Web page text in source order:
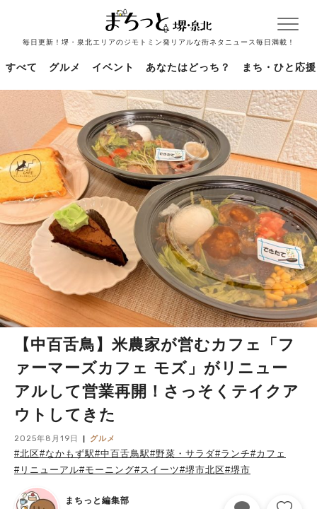
毎日更新！堺・泉北エリアのジモトミン発リアルな街ネタニュース毎日満載！
すべて グルメ イベント あなたはどっち？ まち・ひと応援
【中百舌鳥】米農家が営むカフェ「フ
ァーマーズカフェ モズ」がリニュー
アルして営業再開！さっそくテイクア
ウトしてきた
2025年8月19日 グルメ
#北区#なかもず駅#中百舌鳥駅#野菜・サラダ#ランチ#カフェ
#リニューアル#モーニング#スイーツ#堺市北区#堺市
まちっと編集部